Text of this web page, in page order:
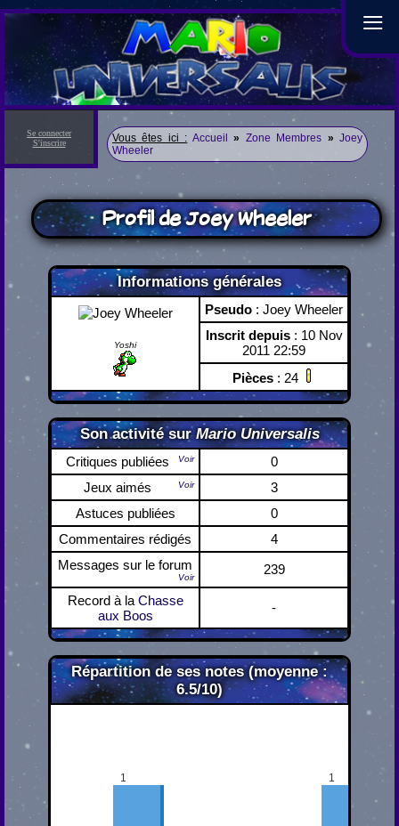
≡
Se connecter
S'inscrire
Vous êtes ici : Accueil » Zone Membres » Joey
Wheeler
Profil de Joey Wheeler
Informations générales
Yoshi
Pseudo : Joey Wheeler
Inscrit depuis: 10 Nov
2011 22:59
Pièces: 24
Son activité surMario Universalis
Critiques publiées Voir
0
Jeux aimés
Voir
3
Astuces publiées
0
Commentaires rédigés
4
Messages sur le forum
Voir
239
Record à la Chasse
aux Boos
-
Répartition de ses notes (moyenne :
6.5/10)
1 1